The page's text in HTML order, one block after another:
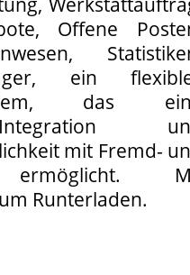
Offene
ein
das
mit Fremd-
ermöglicht.
Runterladen.